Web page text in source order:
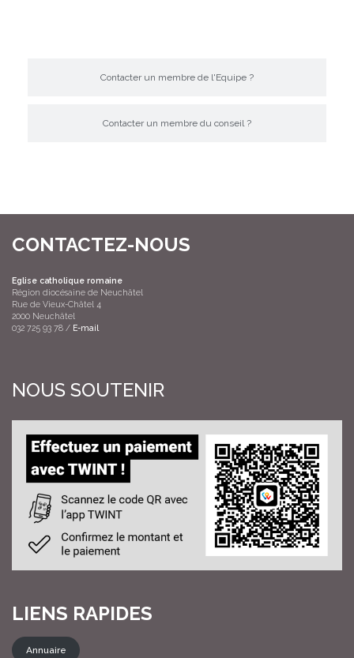
Contacter un membre de l'Equipe ?
Contacter un membre du conseil ?
CONTACTEZ-NOUS
Eglise catholique romaine
Région diocésaine de Neuchâtel
Rue de Vieux-Châtel 4
2000 Neuchâtel
032 725 93 78 / E-mail
NOUS SOUTENIR
LIENS RAPIDES
Annuaire